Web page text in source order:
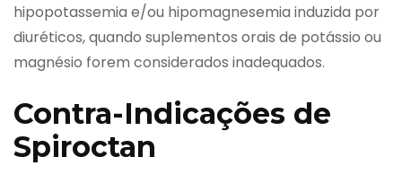
hipopotassemia e/ou hipomagnesemia induzida por
diuréticos, quando suplementos orais de potássio ou
magnésio forem considerados inadequados.
Contra-Indicações de
Spiroctan